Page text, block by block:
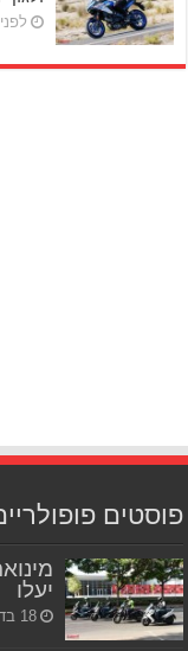
לפני 6
פוסטים
יעלו
18 בדצמבר 2018